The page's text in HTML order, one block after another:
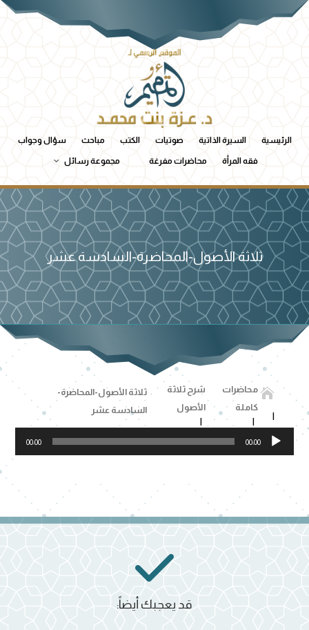
الرئيسية السيرة الذاتية صوتيات الكتب مباحث سؤال وجواب
فقه المرأة محاضرات مفرغة مجموعة رسائل
ثلاثة الأصول-المحاضرة-السادسة عشر
 محاضرات
كاملة
شرح ثلاثة
الأصول
ثلاثة الأصول-المحاضرة-
السادسة عشر
مشغل
الصوت
00:00
00:00
قد يعجبك أيضاً: